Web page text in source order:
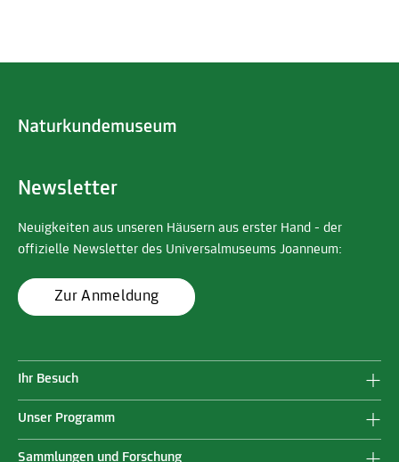
Newsletter
Neuigkeiten aus unseren Häusern aus erster Hand - der
offizielle Newsletter des Universalmuseums Joanneum:
Zur Anmeldung
Ihr Besuch
Unser Programm
Sammlungen und Forschung